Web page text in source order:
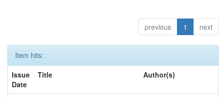
previous 1 next
Item hits:
Issue
Date
Title Author(s)